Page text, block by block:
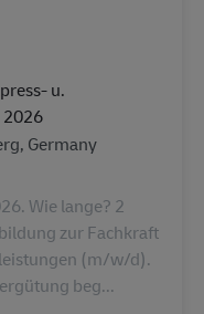
u.
Germany
Wie lange? 2
zur Fachkraft
(m/w/d).
beg...